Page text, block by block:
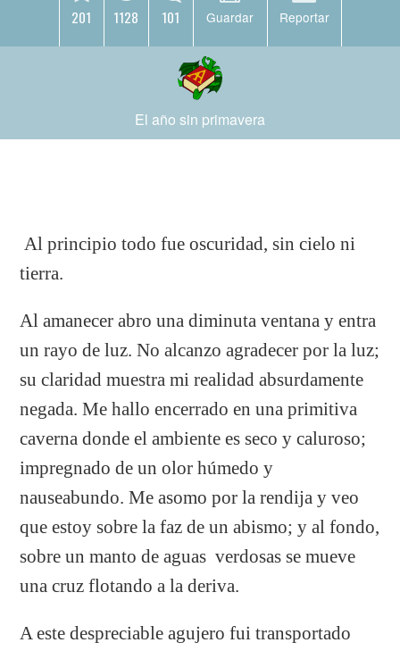
201 1128 101 Guardar Reportar
El año sin primavera
Al principio todo fue oscuridad, sin cielo ni
tierra.
Al amanecer abro una diminuta ventana y entra
un rayo de luz. No alcanzo agradecer por la luz;
su claridad muestra mi realidad absurdamente
negada. Me hallo encerrado en una primitiva
caverna donde el ambiente es seco y caluroso;
impregnado de un olor húmedo y
nauseabundo. Me asomo por la rendija y veo
que estoy sobre la faz de un abismo; y al fondo,
sobre un manto de aguas verdosas se mueve
una cruz flotando a la deriva.
A este despreciable agujero fui transportado